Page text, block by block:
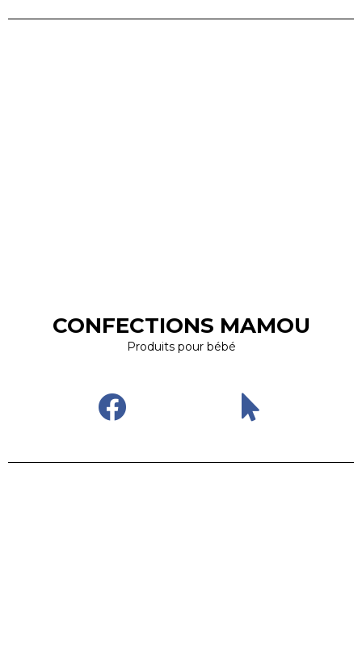
CONFECTIONS MAMOU
Produits pour bébé